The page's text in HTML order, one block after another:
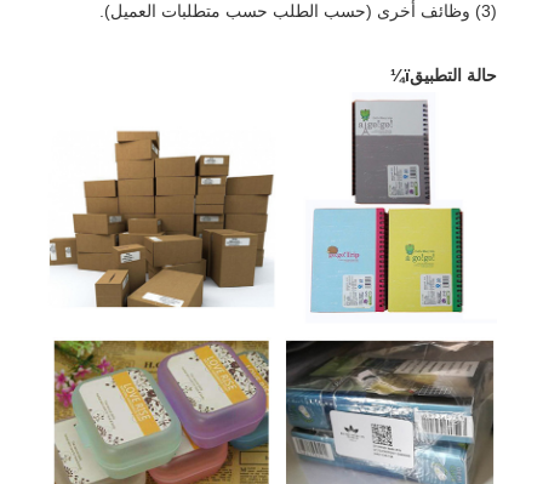
(3) وظائف أخرى (حسب الطلب حسب متطلبات العميل).
حالة التطبيقï¼